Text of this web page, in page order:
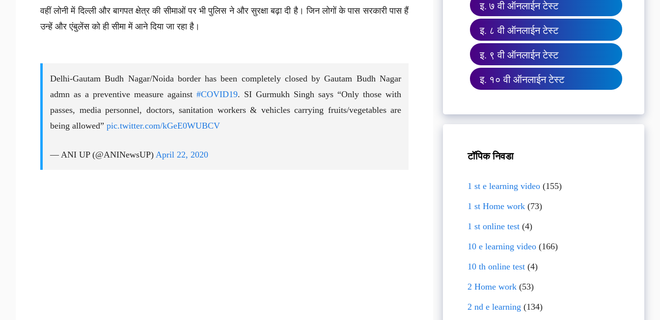
वहीं लोनी में दिल्ली और बागपत क्षेत्र की सीमाओं पर भी पुलिस ने और सुरक्षा बढ़ा दी है। जिन लोगों के पास सरकारी पास हैं
उन्हें और एंबुलेंस को ही सीमा में आने दिया जा रहा है।
Delhi-Gautam Budh Nagar/Noida border has been completely closed by Gautam Budh Nagar
admn as a preventive measure against #COVID19. SI Gurmukh Singh says “Only those with
passes, media personnel, doctors, sanitation workers & vehicles carrying fruits/vegetables are
being allowed” pic.twitter.com/kGeE0WUBCV
— ANI UP (@ANINewsUP) April 22, 2020
इ. ७ वी ऑनलाईन टेस्ट
इ. ८ वी ऑनलाईन टेस्ट
इ. ९ वी ऑनलाईन टेस्ट
इ. १० वी ऑनलाईन टेस्ट
टॉपिक निवडा
1 st e learning video (155)
1 st Home work (73)
1 st online test (4)
10 e learning video (166)
10 th online test (4)
2 Home work (53)
2 nd e learning (134)